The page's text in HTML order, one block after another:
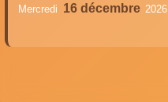
Mercredi 16 décembre 2026